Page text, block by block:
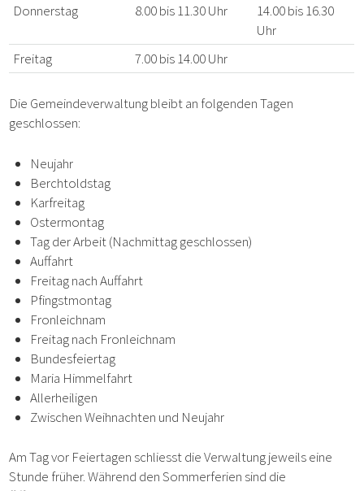
Donnerstag
8.00 bis 11.30 Uhr
14.00 bis 16.30
Uhr
Freitag
7.00 bis 14.00 Uhr
Die Gemeindeverwaltung bleibt an folgenden Tagen
geschlossen:
Neujahr
Berchtoldstag
Karfreitag
Ostermontag
Tag der Arbeit (Nachmittag geschlossen)
Auffahrt
Freitag nach Auffahrt
Pfingstmontag
Fronleichnam
Freitag nach Fronleichnam
Bundesfeiertag
Maria Himmelfahrt
Allerheiligen
Zwischen Weihnachten und Neujahr
Am Tag vor Feiertagen schliesst die Verwaltung jeweils eine
Stunde früher. Während den Sommerferien sind die